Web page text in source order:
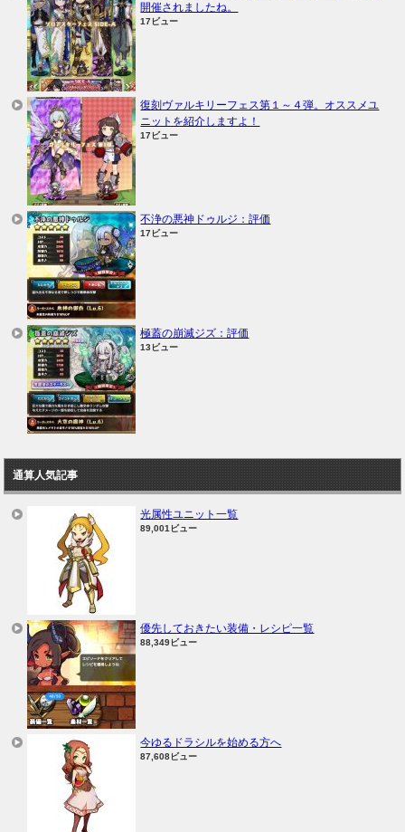
開催されましたね。
17ビュー
復刻ヴァルキリーフェス第１～４弾。オススメユ
ニットを紹介しますよ！
17ビュー
不浄の悪神ドゥルジ：評価
17ビュー
極蓋の崩滅ジズ：評価
13ビュー
通算人気記事
光属性ユニット一覧
89,001ビュー
優先しておきたい装備・レシピ一覧
88,349ビュー
今ゆるドラシルを始める方へ
87,608ビュー